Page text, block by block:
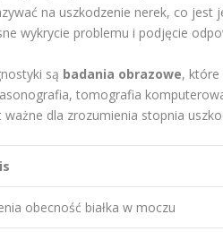
na uszkodzenie nerek, co
wykrycie problemu i podjęcie
są badania obrazowe, które
tomografia
dla zrozumienia stopnia
obecność białka w moczu